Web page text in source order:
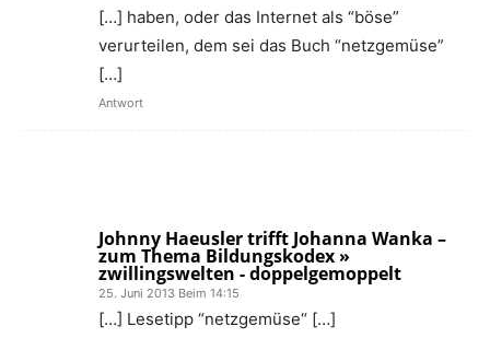
[…] haben, oder das Internet als “böse”
verurteilen, dem sei das Buch “netzgemüse”
[…]
Antwort
Johnny Haeusler trifft Johanna Wanka –
zum Thema Bildungskodex »
zwillingswelten - doppelgemoppelt
25. Juni 2013 Beim 14:15
[…] Lesetipp “netzgemüse“ […]